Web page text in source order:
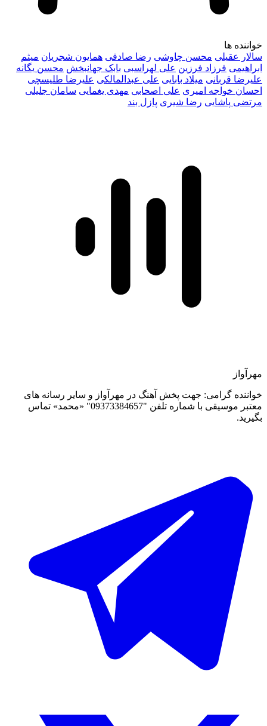
خواننده ها
سالار عقیلی محسن چاوشی رضا صادقی همایون شجریان میثم
ابراهیمی فرزاد فرزین علی لهراسبی بابک جهانبخش محسن یگانه
علیرضا قربانی میلاد بابایی علی عبدالمالکی علیرضا طلیسچی
احسان خواجه امیری علی اصحابی مهدی یغمایی سامان جلیلی
مرتضی پاشایی رضا شیری پازل بند
مهرآواز
خواننده گرامی: جهت پخش آهنگ در مهرآواز و سایر رسانه های
معتبر موسیقی با شماره تلفن "09373384657" «محمد» تماس
بگیرید.